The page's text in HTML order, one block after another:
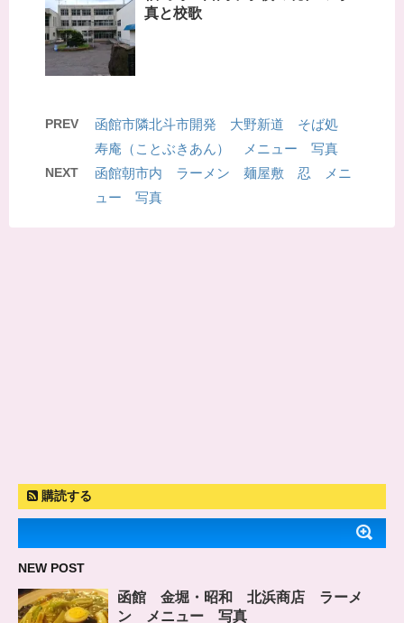
真と校歌
PREV
函館市隣北斗市開発 大野新道 そば処
寿庵（ことぶきあん） メニュー 写真
NEXT
函館朝市内 ラーメン 麺屋敷 忍 メニ
ュー 写真
購読する
NEW POST
函館 金堀・昭和 北浜商店 ラーメ
ン メニュー 写真